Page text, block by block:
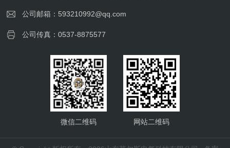
公司邮箱：593210992@qq.com
公司传真：0537-8875577
微信二维码 网站二维码